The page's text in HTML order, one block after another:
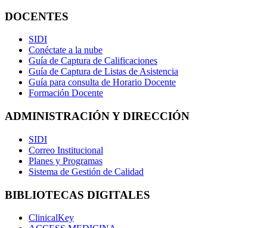
DOCENTES
SIDI
Conéctate a la nube
Guía de Captura de Calificaciones
Guía de Captura de Listas de Asistencia
Guía para consulta de Horario Docente
Formación Docente
ADMINISTRACIÓN Y DIRECCIÓN
SIDI
Correo Institucional
Planes y Programas
Sistema de Gestión de Calidad
BIBLIOTECAS DIGITALES
ClinicalKey